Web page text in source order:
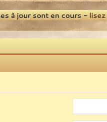
à jour sont en cours -